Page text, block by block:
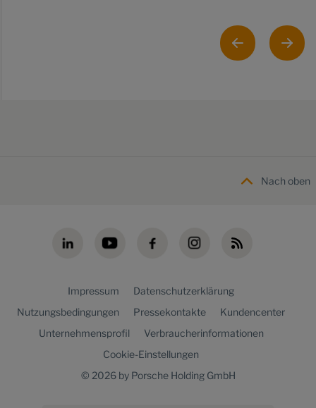
Nach oben
Impressum
Datenschutzerklärung
Nutzungsbedingungen
Pressekontakte
Kundencenter
Unternehmensprofil
Verbraucherinformationen
Cookie-Einstellungen
© 2026 by Porsche Holding GmbH